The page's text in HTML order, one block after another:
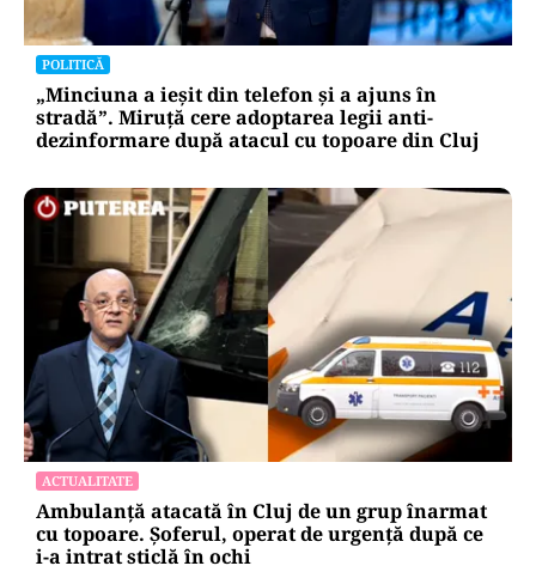
POLITICĂ
„Minciuna a ieșit din telefon și a ajuns în
stradă”. Miruță cere adoptarea legii anti-
dezinformare după atacul cu topoare din Cluj
ACTUALITATE
Ambulanță atacată în Cluj de un grup înarmat
cu topoare. Șoferul, operat de urgență după ce
i-a intrat sticlă în ochi